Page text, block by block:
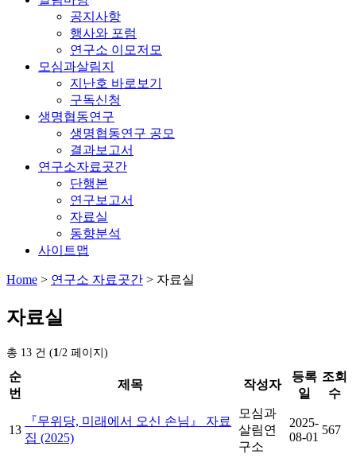
공지사항
행사와 포럼
연구소 이모저모
모심과살림지
지난호 바로보기
구독신청
생명협동연구
생명협동연구 공모
결과보고서
연구소자료곳간
단행본
연구보고서
자료실
동향분석
사이트맵
Home > 연구소 자료곳간 > 자료실
자료실
총 13 건 (1/2 페이지)
순
번
제목 작성자
등록
일
조회
수
13
『무위당, 미래에서 오신 손님』 자료
집 (2025)
모심과
살림연
구소
2025-
08-01
567